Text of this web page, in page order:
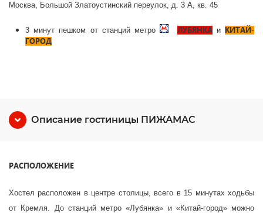
Москва, Большой Златоустинский переулок, д. 3 А, кв. 45
3 минут пешком от станций метро ЛУБЯНКАи КИТАЙ-
ГОРОД
Описание гостиницы ПИЖАМАС
РАСПОЛОЖЕНИЕ
Хостел расположен в центре столицы, всего в 15 минутах ходьбы
от Кремля. До станций метро «Лубянка» и «Китай-город» можно